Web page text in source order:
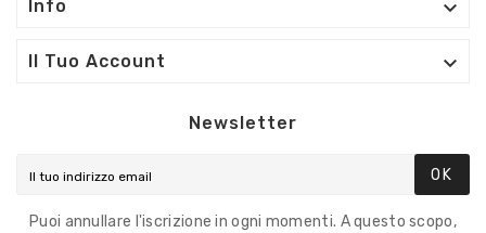
Info 
Il Tuo Account 
Newsletter
OK
Puoi annullare l'iscrizione in ogni momenti. A questo scopo,